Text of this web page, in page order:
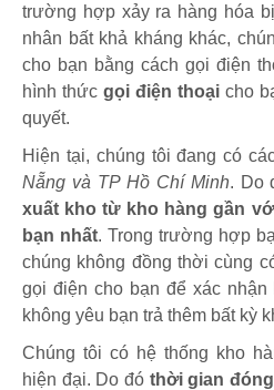
trường hợp xảy ra hàng hóa
nhân bất khả kháng khác,
cho bạn bằng cách gọi điện
hình thức gọi điện thoại cho
quyết.
Hiện tại, chúng tôi đang có
Nẵng và TP Hồ Chí Minh. Do
xuất kho từ kho hàng gần
bạn nhất. Trong trường hợp
chúng không đồng thời cùng
gọi điện cho bạn để xác
không yêu bạn trả thêm bất kỳ
Chúng tôi có hệ thống kho
hiện đại. Do đó thời gian